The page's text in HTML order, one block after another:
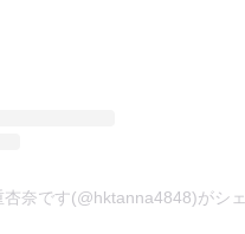
杏奈です(@hktanna4848)がシ